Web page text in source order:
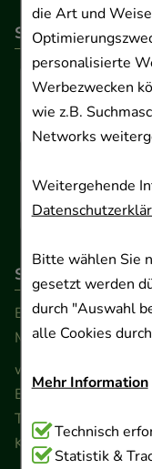
die Art und
personalisierte
Werbezwecken
wie z.B.
Networks
Weitergehende
Bitte wählen Sie
gesetzt werden
durch "Auswahl
alle Cookies
Mehr Information
Technisch
Cookies, die für
Technisch
Statistik &
So können Sie
So erreichen Sie
Beratung und
Montag - Freitag
www.ApoSalis.de
Ernst-August-Platz
Telefon 0511 89 71
Kontaktformular